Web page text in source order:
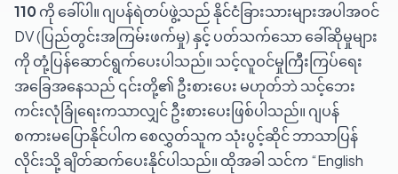
110ကို ခေါ်ပါ။ ဂျပန်ရဲတပ်ဖွဲ့သည် နိုင်ငံခြားသားများအပါအဝင်
DV (ပြည်တွင်းအကြမ်းဖက်မှု) နှင့် ပတ်သက်သော ခေါ်ဆိုမှုများ
ကို တုံ့ပြန်ဆောင်ရွက်ပေးပါသည်။ သင့်လူဝင်မှုကြီးကြပ်ရေး
အခြေအနေသည် ၎င်းတို့၏ ဦးစားပေး မဟုတ်ဘဲ သင့်ဘေး
ကင်းလုံခြုံရေးကသာလျှင် ဦးစားပေးဖြစ်ပါသည်။ ဂျပန်
စကားမပြောနိုင်ပါက စေလွှတ်သူက သုံးပွင့်ဆိုင် ဘာသာပြန်
လိုင်းသို့ ချိတ်ဆက်ပေးနိုင်ပါသည်။ ထိုအခါ သင်က “English